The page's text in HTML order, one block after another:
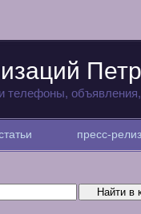
телефоны,
пресс-